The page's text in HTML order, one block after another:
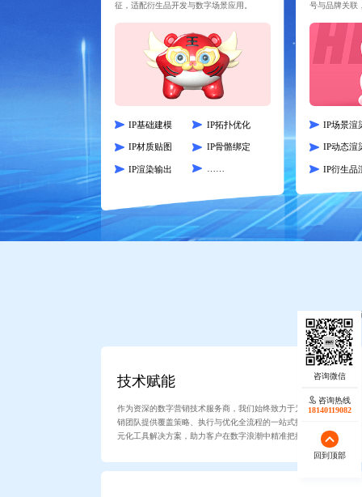
征，适配衍生品开发与数字场景应用。
IP基础建模 IP拓扑优化
IP材质贴图 IP骨骼绑定
IP渲染输出
号与品牌关联
IP场景渲
IP动态渲
IP衍生品
提供全
技术赋能
作为资深的数字营销技术服务商，我们始终致力于为品牌方与营
销团队提供覆盖策略、执行与优化全流程的一站式技术赋能与多
元化工具解决方案，助力客户在数字浪潮中精准把握市场机遇。
咨询热线
18140119082
回到顶部